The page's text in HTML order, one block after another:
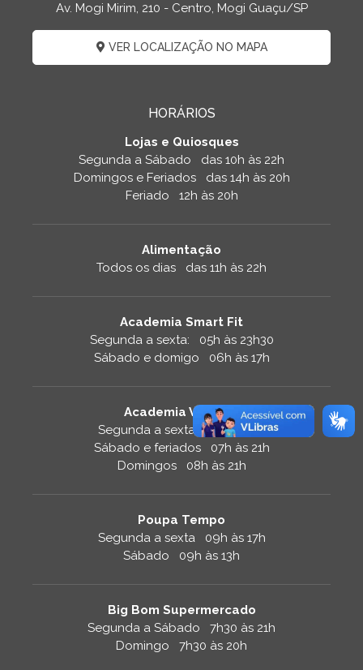
Av. Mogi Mirim, 210 - Centro, Mogi Guaçu/SP
VER LOCALIZAÇÃO NO MAPA
HORÁRIOS
Lojas e Quiosques
Segunda a Sábado das 10h às 22h
Domingos e Feriados das 14h às 20h
Feriado 12h às 20h
Alimentação
Todos os dias das 11h às 22h
Academia Smart Fit
Segunda a sexta: 05h às 23h30
Sábado e domigo 06h às 17h
Academia Velocity
Segunda a sexta 06h às 21h
Sábado e feriados 07h às 21h
Domingos 08h às 21h
Poupa Tempo
Segunda a sexta 09h às 17h
Sábado 09h às 13h
Big Bom Supermercado
Segunda a Sábado 7h30 às 21h
Domingo 7h30 às 20h